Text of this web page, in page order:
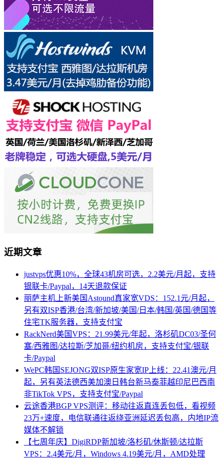
近期文章
justvps优惠10%，全球43机房可选，2.2美元/月起，支持
银联卡/Paypal，14天退款保证
丽萨主机上新美国Astound真家宽VDS：152.1元/月起，
另有双ISP香港/台湾/新加坡/美国/日本/韩国/英国/德国等
住宅TK服务器，支持支付宝
RackNerd美国VPS：21.99美元/年起，洛杉矶DC03/圣何
塞/西雅图/达拉斯/芝加哥/纽约机房，支持支付宝/银联
卡/Paypal
WePC韩国SEJONG双ISP原生家宽IP上线：22.41澳元/月
起，另有英法德西美加澳日韩台新马泰菲越印尼巴西南
非TikTok VPS，支持支付宝/Paypal
云途香港BGP VPS测评：移动往返直连丢包低，看视频
23万+速度，电信联通往返绕亚洲延迟丢包高，内地IP流
媒体不解锁
【七周年庆】DigiRDP新加坡/洛杉矶/休斯顿/达拉斯
VPS：2.4美元/月，Windows 4.19美元/月，AMD处理